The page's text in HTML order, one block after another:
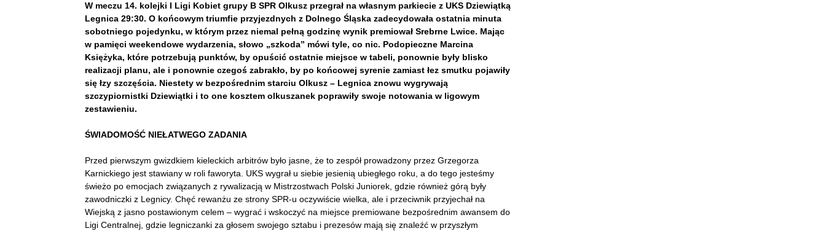
W meczu 14. kolejki I Ligi Kobiet grupy B SPR Olkusz przegrał na własnym parkiecie z UKS Dziewiątką
Legnica 29:30. O końcowym triumfie przyjezdnych z Dolnego Śląska zadecydowała ostatnia minuta
sobotniego pojedynku, w którym przez niemal pełną godzinę wynik premiował Srebrne Lwice. Mając
w pamięci weekendowe wydarzenia, słowo „szkoda” mówi tyle, co nic. Podopieczne Marcina
Księżyka, które potrzebują punktów, by opuścić ostatnie miejsce w tabeli, ponownie były blisko
realizacji planu, ale i ponownie czegoś zabrakło, by po końcowej syrenie zamiast łez smutku pojawiły
się łzy szczęścia. Niestety w bezpośrednim starciu Olkusz – Legnica znowu wygrywają
szczypiornistki Dziewiątki i to one kosztem olkuszanek poprawiły swoje notowania w ligowym
zestawieniu.
ŚWIADOMOŚĆ NIEŁATWEGO ZADANIA
Przed pierwszym gwizdkiem kieleckich arbitrów było jasne, że to zespół prowadzony przez Grzegorza
Karnickiego jest stawiany w roli faworyta. UKS wygrał u siebie jesienią ubiegłego roku, a do tego jesteśmy
świeżo po emocjach związanych z rywalizacją w Mistrzostwach Polski Juniorek, gdzie również górą były
zawodniczki z Legnicy. Chęć rewanżu ze strony SPR-u oczywiście wielka, ale i przeciwnik przyjechał na
Wiejską z jasno postawionym celem – wygrać i wskoczyć na miejsce premiowane bezpośrednim awansem do
Ligi Centralnej, gdzie legniczanki za głosem swojego sztabu i prezesów mają się znaleźć w przyszłym